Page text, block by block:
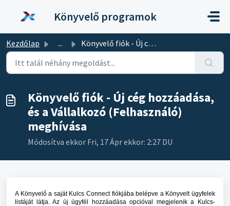
Könyvelő programok
Kezdőlap ... Könyvelő fiók - Új cég hozzáadása, és a Vállalkozó (Felha...
Könyvelő fiók - Új cég hozzáadása,
és a Vállalkozó (Felhasználó)
meghívása
Módosítva ekkor Fri, 17 Ápr ekkor: 2:27 DU
A Könyvelő a saját Kulcs Connect fiókjába belépve a Könyvelt ügyfelek
listáját látja. Az új ügyfél hozzáadása opcióval megjelenik a Kulcs-